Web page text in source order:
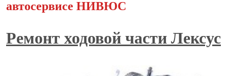
автосервисе НИВЮС
Ремонт ходовой части Лексус